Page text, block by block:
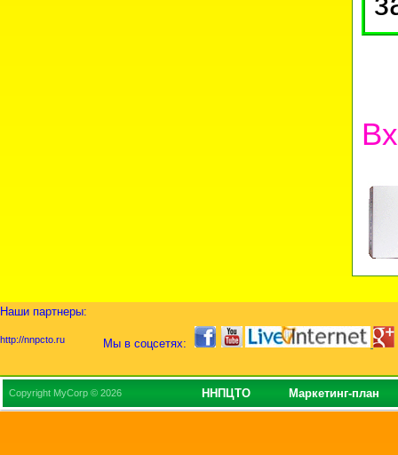
Наши партнеры:
Мы в соцсетях:
http://nnpcto.ru
Copyright MyCorp © 2026 ННПЦТО Маркетинг-план